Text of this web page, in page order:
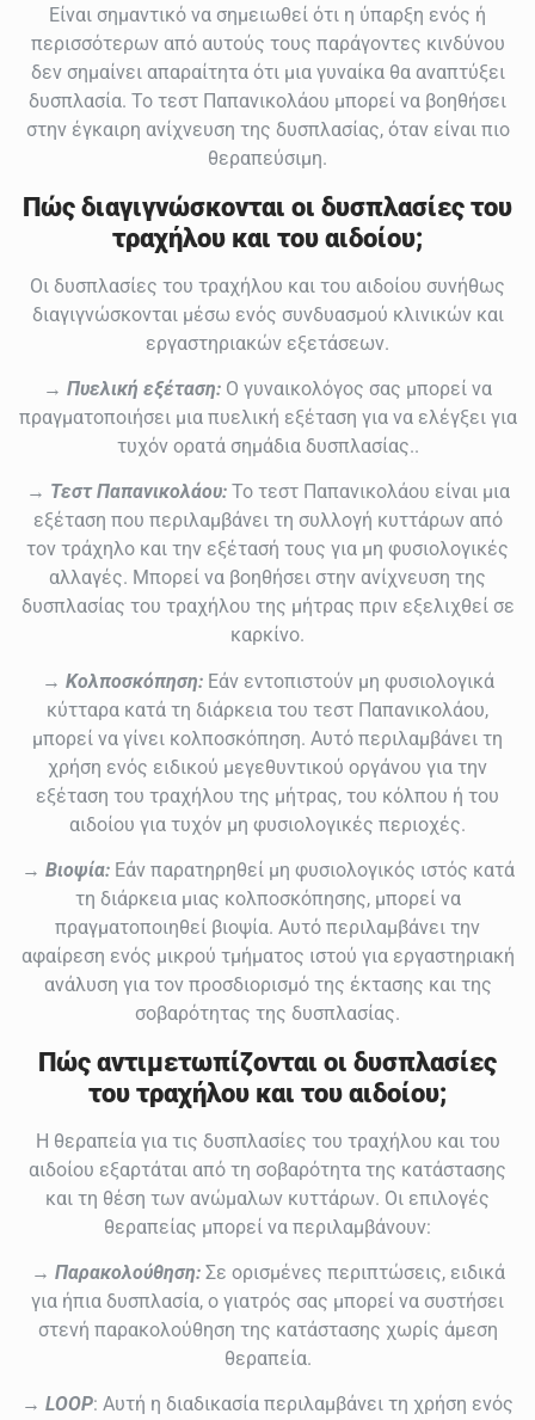
Είναι σημαντικό να σημειωθεί ότι η ύπαρξη ενός ή
περισσότερων από αυτούς τους παράγοντες κινδύνου
δεν σημαίνει απαραίτητα ότι μια γυναίκα θα αναπτύξει
δυσπλασία. Το τεστ Παπανικολάου μπορεί να βοηθήσει
στην έγκαιρη ανίχνευση της δυσπλασίας, όταν είναι πιο
θεραπεύσιμη.
Πώς διαγιγνώσκονται οι δυσπλασίες του
τραχήλου και του αιδοίου;
Οι δυσπλασίες του τραχήλου και του αιδοίου συνήθως
διαγιγνώσκονται μέσω ενός συνδυασμού κλινικών και
εργαστηριακών εξετάσεων.
→ Πυελική εξέταση: Ο γυναικολόγος σας μπορεί να
πραγματοποιήσει μια πυελική εξέταση για να ελέγξει για
τυχόν ορατά σημάδια δυσπλασίας..
→ Τεστ Παπανικολάου:Το τεστ Παπανικολάου είναι μια
εξέταση που περιλαμβάνει τη συλλογή κυττάρων από
τον τράχηλο και την εξέτασή τους για μη φυσιολογικές
αλλαγές. Μπορεί να βοηθήσει στην ανίχνευση της
δυσπλασίας του τραχήλου της μήτρας πριν εξελιχθεί σε
καρκίνο.
→ Κολποσκόπηση: Εάν εντοπιστούν μη φυσιολογικά
κύτταρα κατά τη διάρκεια του τεστ Παπανικολάου,
μπορεί να γίνει κολποσκόπηση. Αυτό περιλαμβάνει τη
χρήση ενός ειδικού μεγεθυντικού οργάνου για την
εξέταση του τραχήλου της μήτρας, του κόλπου ή του
αιδοίου για τυχόν μη φυσιολογικές περιοχές.
→ Βιοψία:Εάν παρατηρηθεί μη φυσιολογικός ιστός κατά
τη διάρκεια μιας κολποσκόπησης, μπορεί να
πραγματοποιηθεί βιοψία. Αυτό περιλαμβάνει την
αφαίρεση ενός μικρού τμήματος ιστού για εργαστηριακή
ανάλυση για τον προσδιορισμό της έκτασης και της
σοβαρότητας της δυσπλασίας.
Πώς αντιμετωπίζονται οι δυσπλασίες
του τραχήλου και του αιδοίου;
Η θεραπεία για τις δυσπλασίες του τραχήλου και του
αιδοίου εξαρτάται από τη σοβαρότητα της κατάστασης
και τη θέση των ανώμαλων κυττάρων. Οι επιλογές
θεραπείας μπορεί να περιλαμβάνουν:
→ Παρακολούθηση:Σε ορισμένες περιπτώσεις, ειδικά
για ήπια δυσπλασία, ο γιατρός σας μπορεί να συστήσει
στενή παρακολούθηση της κατάστασης χωρίς άμεση
θεραπεία.
→ LΟΟP: Αυτή η διαδικασία περιλαμβάνει τη χρήση ενός